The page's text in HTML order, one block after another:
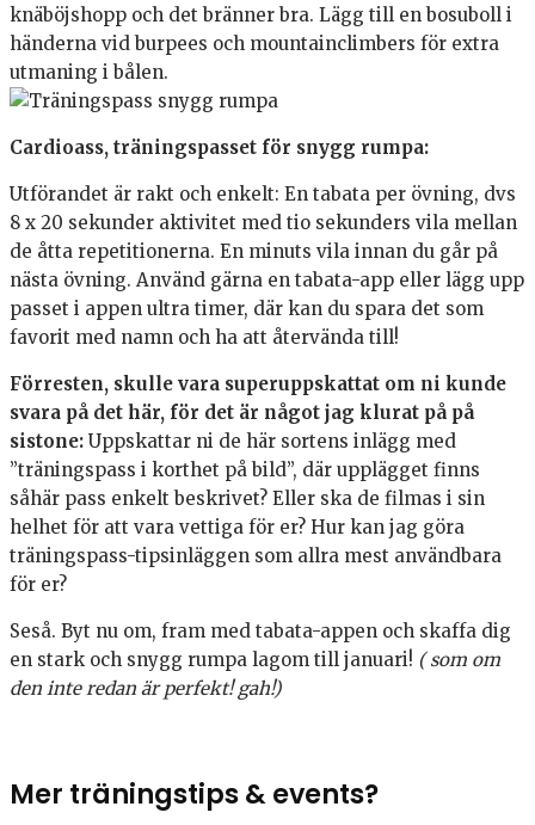
knäböjshopp och det bränner bra. Lägg till en bosuboll i
händerna vid burpees och mountainclimbers för extra
utmaning i bålen.
Cardioass, träningspasset för snygg rumpa:
Utförandet är rakt och enkelt: En tabata per övning, dvs
8 x 20 sekunder aktivitet med tio sekunders vila mellan
de åtta repetitionerna. En minuts vila innan du går på
nästa övning. Använd gärna en tabata-app eller lägg upp
passet i appen ultra timer, där kan du spara det som
favorit med namn och ha att återvända till!
Förresten, skulle vara superuppskattat om ni kunde
svara på det här, för det är något jag klurat på på
sistone: Uppskattar ni de här sortens inlägg med
”träningspass i korthet på bild”, där upplägget finns
såhär pass enkelt beskrivet? Eller ska de filmas i sin
helhet för att vara vettiga för er? Hur kan jag göra
träningspass-tipsinläggen som allra mest användbara
för er?
Seså. Byt nu om, fram med tabata-appen och skaffa dig
en stark och snygg rumpa lagom till januari! ( som om
den inte redan är perfekt! gah!)
Mer träningstips & events?